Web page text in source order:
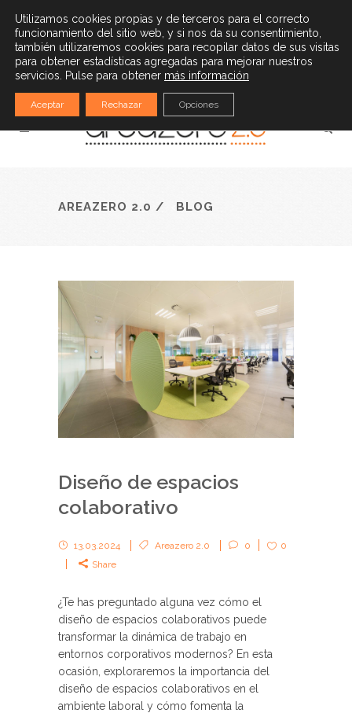
(34) 932 528 779 | info@areazero20.com
Español
AREAZERO 2.0 / BLOG
Diseño de espacios
colaborativo
13.03.2024 Areazero 2.0 0
0
Share
¿Te has preguntado alguna vez cómo el
diseño de espacios colaborativos puede
transformar la dinámica de trabajo en
entornos corporativos modernos? En esta
ocasión, exploraremos la importancia del
diseño de espacios colaborativos en el
ambiente laboral y cómo fomenta la
Utilizamos cookies propias y de terceros para el correcto
funcionamiento del sitio web, y si nos da su consentimiento,
también utilizaremos cookies para recopilar datos de sus visitas
para obtener estadísticas agregadas para mejorar nuestros
servicios. Pulse para obtener más información
Aceptar Rechazar Opciones